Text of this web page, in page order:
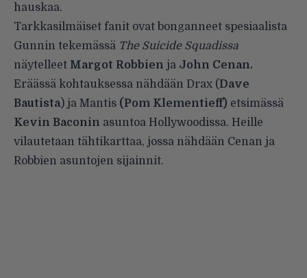
hauskaa.
Tarkkasilmäiset fanit ovat bonganneet spesiaalista
Gunnin tekemässä The Suicide Squadissa
näytelleet Margot Robbien ja John Cenan.
Eräässä kohtauksessa nähdään Drax (Dave
Bautista) ja Mantis (Pom Klementieff) etsimässä
Kevin Baconin asuntoa Hollywoodissa. Heille
vilautetaan tähtikarttaa, jossa nähdään Cenan ja
Robbien asuntojen sijainnit.